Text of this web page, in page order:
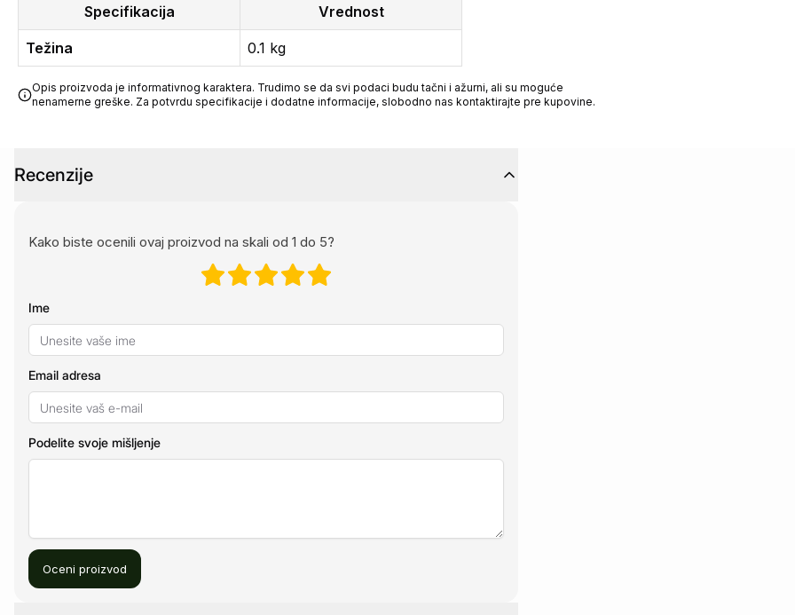
Specifikacija Vrednost
Težina 0.1 kg
Opis proizvoda je informativnog karaktera. Trudimo se da svi podaci budu tačni i ažurni, ali su moguće
nenamerne greške. Za potvrdu specifikacije i dodatne informacije, slobodno nas kontaktirajte pre kupovine.
Recenzije
Kako biste ocenili ovaj proizvod na skali od 1 do 5?
Ime
Email adresa
Podelite svoje mišljenje
Oceni proizvod